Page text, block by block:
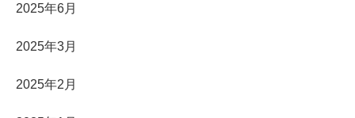
2025年6月
2025年3月
2025年2月